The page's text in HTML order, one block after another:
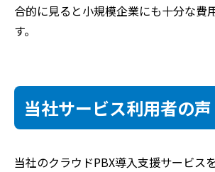
合的に見ると小規模企業にも十分な費
す。
当社サービス利用者の声
当社のクラウドPBX導入支援サービス